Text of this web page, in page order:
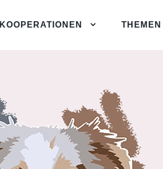
KOOPERATIONEN THEMEN